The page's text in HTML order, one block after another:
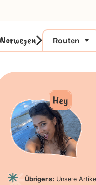
Norwegen Routen
Hey
Übrigens: Unsere